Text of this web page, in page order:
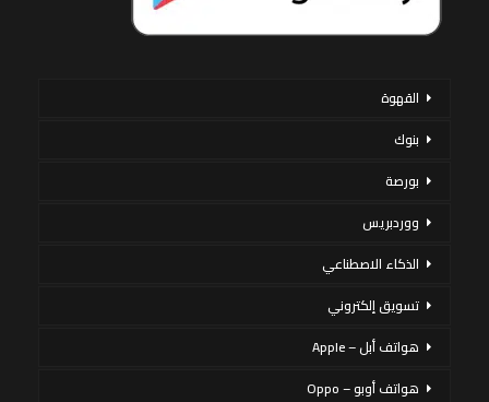
القهوة
بنوك
بورصة
ووردبريس
الذكاء الاصطناعي
تسويق إلكتروني
هواتف أبل – Apple
هواتف أوبو – Oppo